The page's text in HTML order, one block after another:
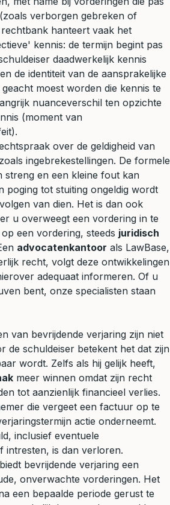
verborgen gebreken of
hanteert vaak het
kennis: de termijn begint pas
daadwerkelijk kennis
de identiteit van de aansprakelijke
moest worden die kennis te
nuanceverschil ten opzichte
(moment van
over de geldigheid van
ingebrekestellingen. De formele
streng en een kleine fout kan
poging tot stuiting ongeldig wordt
van dien. Het is dan ook
u overweegt een vordering in te
een vordering, steeds juridisch
advocatenkantoor als LawBase,
recht, volgt deze ontwikkelingen
adequaat informeren. Of u
bent, onze specialisten staan
van bevrijdende verjaring zijn niet
de schuldeiser betekent het dat zijn
wordt. Zelfs als hij gelijk heeft,
meer winnen omdat zijn recht
tot aanzienlijk financieel verlies.
die vergeet een factuur op te
actie onderneemt.
inclusief eventuele
intresten, is dan verloren.
bevrijdende verjaring een
onverwachte vorderingen. Het
een bepaalde periode gerust te